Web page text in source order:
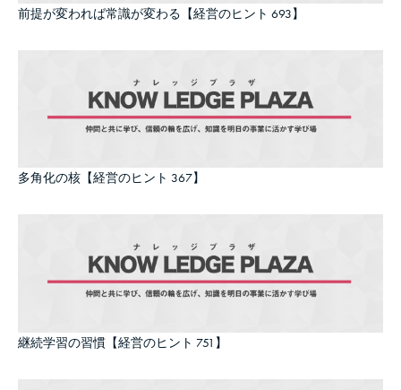
前提が変われば常識が変わる【経営のヒント 693】
多角化の核【経営のヒント 367】
継続学習の習慣【経営のヒント 751】